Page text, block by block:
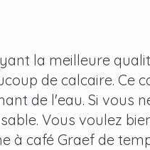
la meilleure
de calcaire. Ce
de l'eau. Si vous
Vous voulez
à café Graef de